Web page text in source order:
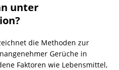
unter
die Methoden zur
Gerüche in
Faktoren wie Lebensmittel,